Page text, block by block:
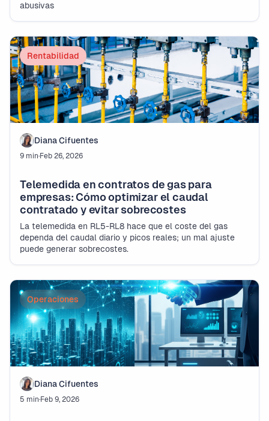
abusivas
Rentabilidad
Diana Cifuentes
9 min·Feb 26, 2026
Telemedida en contratos de gas para
empresas: Cómo optimizar el caudal
contratado y evitar sobrecostes
La telemedida en RL5-RL8 hace que el coste del gas
dependa del caudal diario y picos reales; un mal ajuste
puede generar sobrecostes.
Operaciones
Diana Cifuentes
5 min·Feb 9, 2026